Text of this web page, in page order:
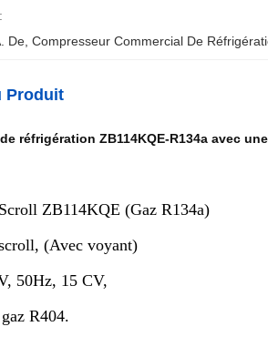
De Compresseur Commercial De
Produit
réfrigération ZB114KQE-R134a avec
ZB114KQE (Gaz R134a)
(Avec voyant)
50Hz, 15 CV,
R404.